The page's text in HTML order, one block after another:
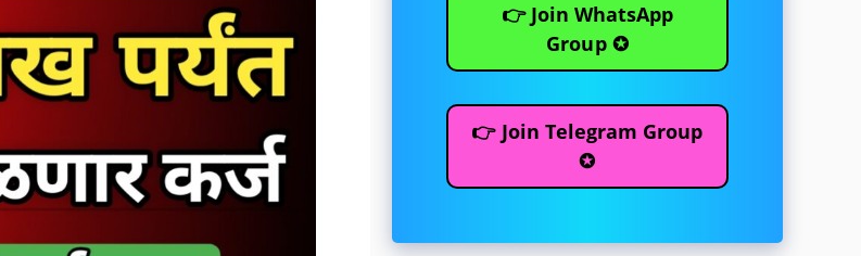
👉 Join WhatsApp
Group ✪
👉 Join Telegram Group
✪